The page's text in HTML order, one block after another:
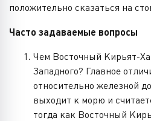
положительно сказаться на
Часто задаваемые вопросы
Чем Восточный Кирьят-
Западного? Главное
относительно железной
выходит к морю и
тогда как Восточный